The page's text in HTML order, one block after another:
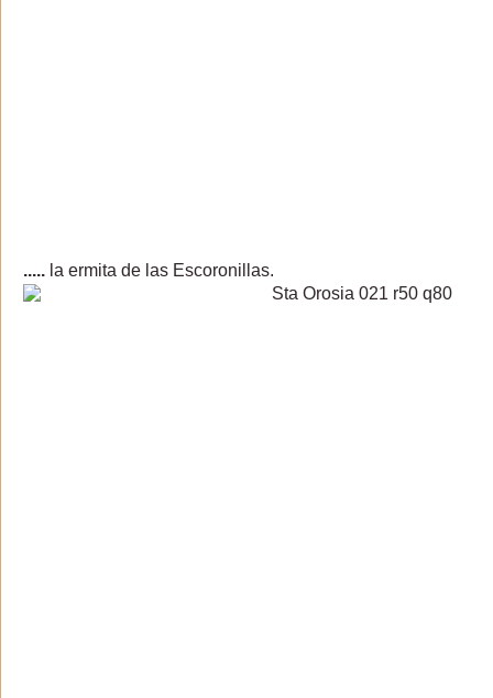
..... la ermita de las Escoronillas.